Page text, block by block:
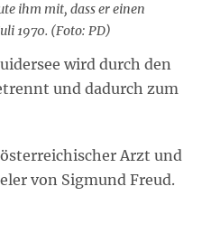
ihm mit, dass er einen
1970. (Foto: PD)
wird durch den
und dadurch zum
Arzt und
von Sigmund Freud.